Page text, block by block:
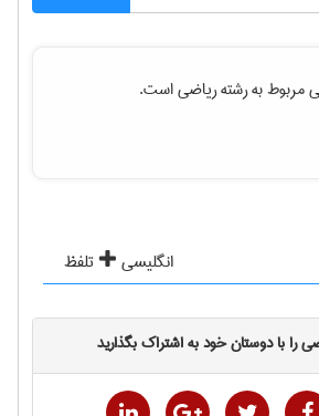
به رشتهرياضیاست.
انگلیسی
تلفظ
را با دوستان خود به اشتراک بگذارید